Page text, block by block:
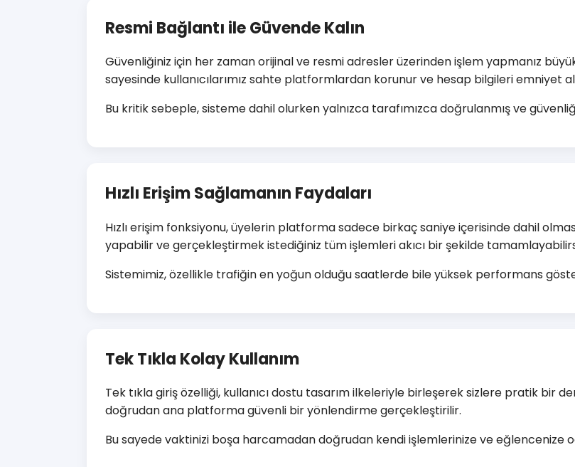
Resmi Bağlantı ile Güvende Kalın
Güvenliğiniz için her zaman orijinal ve resmi adresler üzerinden işlem yapmanız
sayesinde kullanıcılarımız sahte platformlardan korunur ve hesap bilgileri emniyet
Bu kritik sebeple, sisteme dahil olurken yalnızca tarafımızca doğrulanmış ve
Hızlı Erişim Sağlamanın Faydaları
Hızlı erişim fonksiyonu, üyelerin platforma sadece birkaç saniye içerisinde dahil
yapabilir ve gerçekleştirmek istediğiniz tüm işlemleri akıcı bir şekilde
Sistemimiz, özellikle trafiğin en yoğun olduğu saatlerde bile yüksek performans
Tek Tıkla Kolay Kullanım
Tek tıkla giriş özelliği, kullanıcı dostu tasarım ilkeleriyle birleşerek sizlere pratik bir
doğrudan ana platforma güvenli bir yönlendirme gerçekleştirilir.
Bu sayede vaktinizi boşa harcamadan doğrudan kendi işlemlerinize ve eğlencenize